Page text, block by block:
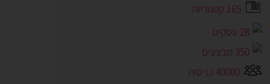
165 קטגוריות
28 עסקים
350 מבצעים
40000 כניסות